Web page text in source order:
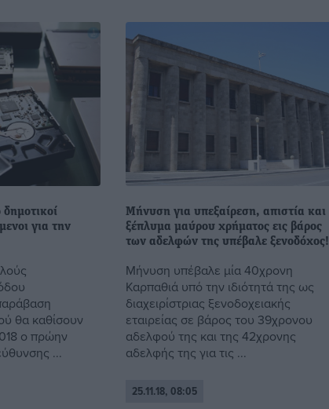
για την
θα καθίσουν
ο πρώην
...
Μήνυση για υπεξαίρεση, απιστία και
ξέπλυμα μαύρου χρήματος εις βάρος
των αδελφών της υπέβαλε ξενοδόχος!
Μήνυση υπέβαλε μία 40χρονη
Καρπαθιά υπό την ιδιότητά της ως
διαχειρίστριας ξενοδοχειακής
εταιρείας σε βάρος του 39χρονου
αδελφού της και της 42χρονης
αδελφής της για τις ...
25.11.18, 08:05